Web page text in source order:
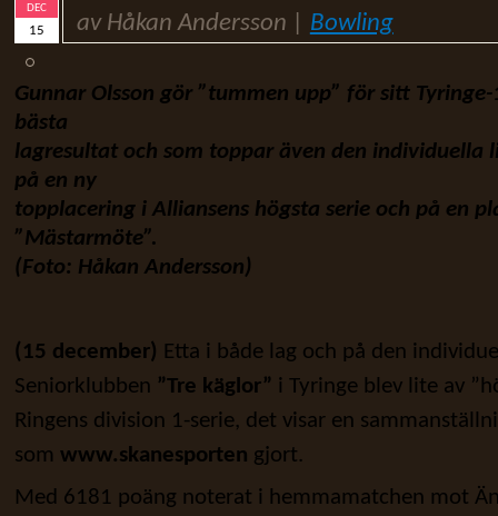
DEC
15 av Håkan Andersson | Bowling
Gunnar Olsson gör ”tummen upp” för sitt
bästa
lagresultat och som toppar även den individuella
på en ny
topplacering i Alliansens högsta serie och på en
”Mästarmöte”.
(Foto: Håkan Andersson)
(15 december) Etta i både lag och på den
Seniorklubben ”Tre käglor” i Tyringe blev lite av
Ringens division 1-serie, det visar en
som www.skanesporten gjort.
Med 6181 poäng noterat i hemmamatchen mot